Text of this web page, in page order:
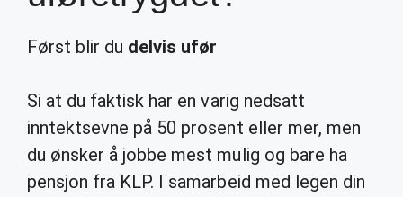
Først blir du delvis ufør
Si at du faktisk har en varig nedsatt
inntektsevne på 50 prosent eller mer, men
du ønsker å jobbe mest mulig og bare ha
pensjon fra KLP. I samarbeid med legen din